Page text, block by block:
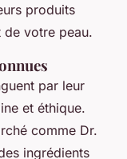
produits
de votre peau.
par leur
et éthique.
comme Dr.
ingrédients